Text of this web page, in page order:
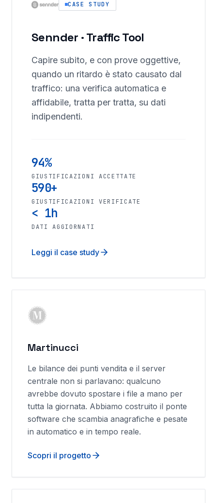
CASE STUDY
Sennder · Traffic Tool
Capire subito, e con prove oggettive,
quando un ritardo è stato causato dal
traffico: una verifica automatica e
affidabile, tratta per tratta, su dati
indipendenti.
94%
GIUSTIFICAZIONI ACCETTATE
590+
GIUSTIFICAZIONI VERIFICATE
< 1h
DATI AGGIORNATI
Leggi il case study
Martinucci
Le bilance dei punti vendita e il server
centrale non si parlavano: qualcuno
avrebbe dovuto spostare i file a mano per
tutta la giornata. Abbiamo costruito il ponte
software che scambia anagrafiche e pesate
in automatico e in tempo reale.
Scopri il progetto